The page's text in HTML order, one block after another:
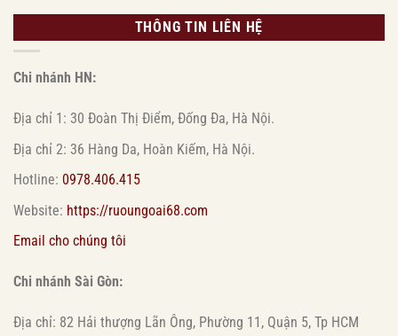
THÔNG TIN LIÊN HỆ
Chi nhánh HN:
Địa chỉ 1: 30 Đoàn Thị Điểm, Đống Đa, Hà Nội.
Địa chỉ 2: 36 Hàng Da, Hoàn Kiếm, Hà Nội.
Hotline: 0978.406.415
Website: https://ruoungoai68.com
Email cho chúng tôi
Chi nhánh Sài Gòn:
Địa chỉ: 82 Hải thượng Lãn Ông, Phường 11, Quận 5, Tp HCM